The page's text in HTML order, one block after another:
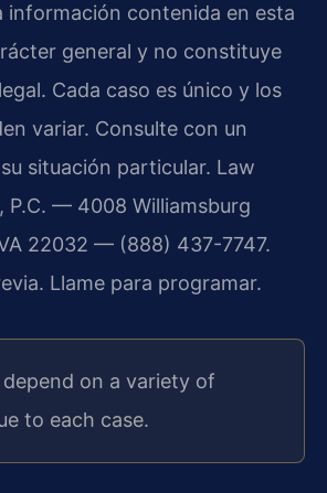
información contenida en esta
general y no constituye
Cada caso es único y los
variar. Consulte con un
situación particular. Law
P.C. — 4008 Williamsburg
22032 — (888) 437-7747.
Llame para programar.
depend on a variety of
to each case.